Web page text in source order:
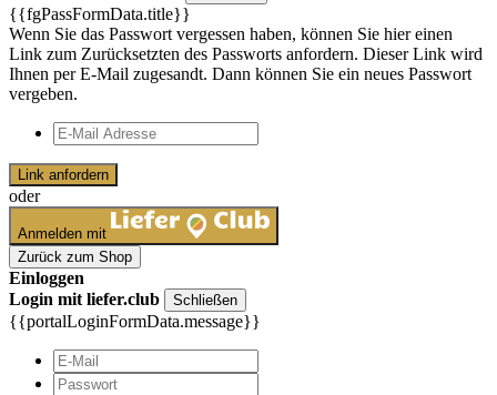
{{fgPassFormData.title}}
Wenn Sie das Passwort vergessen haben, können Sie hier einen
Link zum Zurücksetzten des Passworts anfordern. Dieser Link wird
Ihnen per E-Mail zugesandt. Dann können Sie ein neues Passwort
vergeben.
Link anfordern
oder
Anmelden mit
Zurück zum Shop
Einloggen
Login mit liefer.club
Schließen
{{portalLoginFormData.message}}